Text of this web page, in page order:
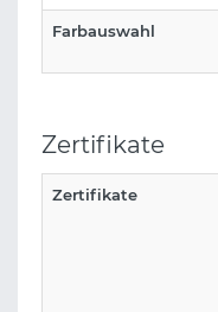
Farbauswahl
Zertifikate
Zertifikate